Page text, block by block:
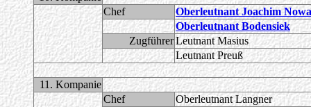
Chef
Oberleutnant Joachim
Oberleutnant Bodensiek
ZugführerLeutnant Masius
Leutnant Preuß
11. Kompanie
Chef
Oberleutnant Langner